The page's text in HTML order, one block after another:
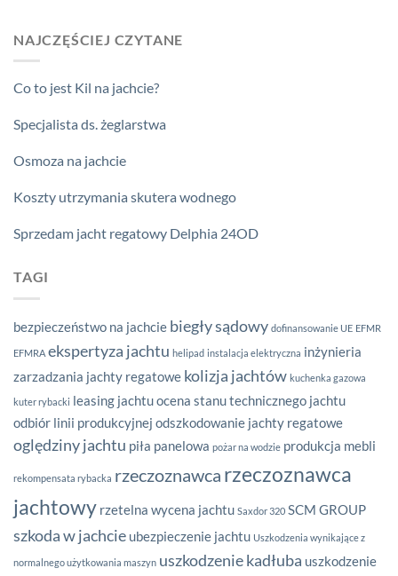
NAJCZĘŚCIEJ CZYTANE
Co to jest Kil na jachcie?
Specjalista ds. żeglarstwa
Osmoza na jachcie
Koszty utrzymania skutera wodnego
Sprzedam jacht regatowy Delphia 24OD
TAGI
bezpieczeństwo na jachcie biegły sądowy dofinansowanie UE EFMR
EFMRA ekspertyza jachtu helipad instalacja elektryczna inżynieria
zarzadzania jachty regatowe kolizja jachtów kuchenka gazowa
kuter rybacki leasing jachtuocena stanu technicznego jachtu
odbiór linii produkcyjnej odszkodowanie jachty regatowe
oględziny jachtu piła panelowa pożar na wodzie produkcja mebli
rekompensata rybacka rzeczoznawca rzeczoznawca
jachtowy rzetelna wycena jachtu Saxdor 320 SCM GROUP
szkoda w jachcie ubezpieczenie jachtu Uszkodzenia wynikające z
normalnego użytkowania maszyn uszkodzenie kadłuba uszkodzenie